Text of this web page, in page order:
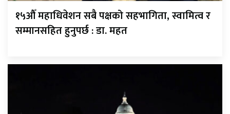
१५औँ महाधिवेशन सबै पक्षको सहभागिता, स्वामित्व र
सम्मानसहित हुनुपर्छ : डा. महत